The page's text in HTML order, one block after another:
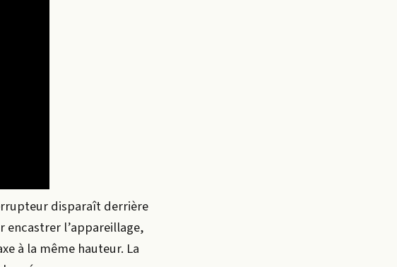
disparaît derrière
encastrer l’appareillage,
à la même hauteur. La